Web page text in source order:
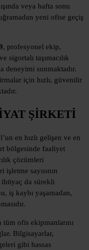
veya hafta sonu
yeni ofise geçiş
, profesyonel ekip,
sigortalı taşımacılık
deneyimi sunmaktadır.
için hızlı, güvenilir
ŞİRKETİ
en hızlı gelişen ve en
bölgesinde faaliyet
çözümleri
sayısının
ihtiyaç da sürekli
iş kaybı yaşamadan,
tüm ofis ekipmanlarını
Bilgisayarlar,
gibi hassas